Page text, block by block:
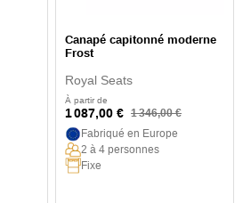
Canapé capitonné moderne
Frost
Royal Seats
À partir de
1 087,00 € 1 346,00 €
Fabriqué en Europe
2 à 4 personnes
Fixe